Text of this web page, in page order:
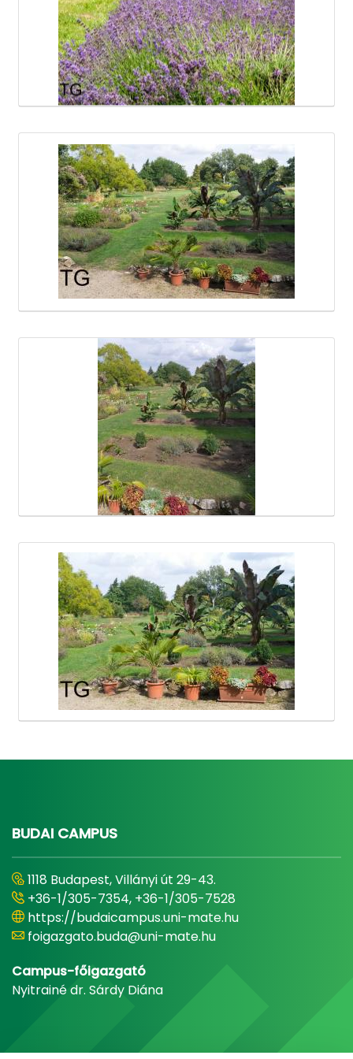
BUDAI CAMPUS
1118 Budapest, Villányi út 29-43.
+36-1/305-7354, +36-1/305-7528
https://budaicampus.uni-mate.hu
foigazgato.buda@uni-mate.hu
Campus-főigazgató
Nyitrainé dr. Sárdy Diána